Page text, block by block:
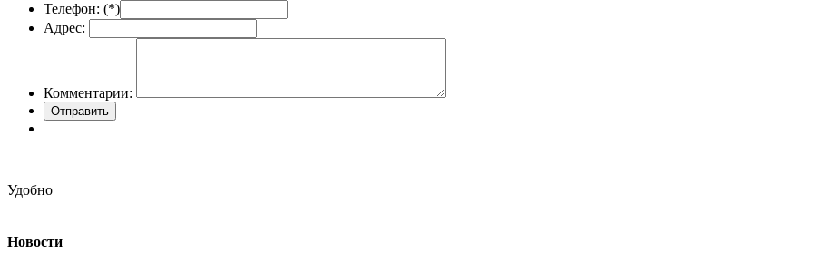
Телефон: (*)
Адрес:
Комментарии:
Удобно
Новости